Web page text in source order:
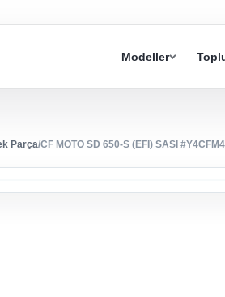
Modeller
Parça/CF MOTO SD 650-S (EFI) SASI